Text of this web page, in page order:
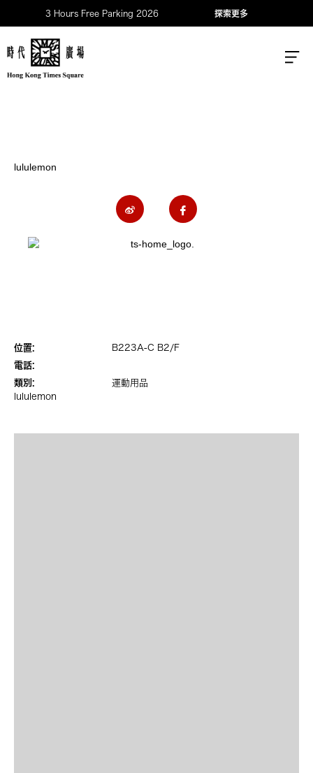
3 Hours Free Parking 2026 探索更多
lululemon
位置:
B223A-C B2/F
電話:
類別:
運動用品
lululemon